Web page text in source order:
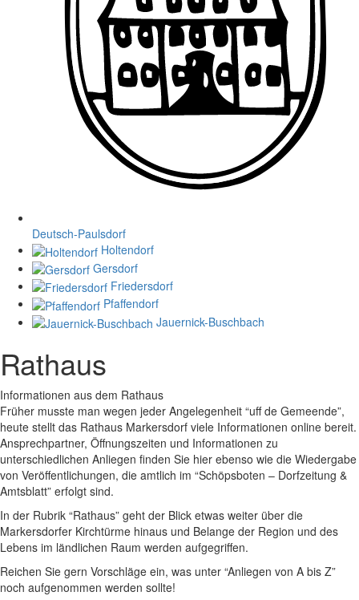
Deutsch-Paulsdorf
Holtendorf
Gersdorf
Friedersdorf
Pfaffendorf
Jauernick-Buschbach
Rathaus
Informationen aus dem Rathaus
Früher musste man wegen jeder Angelegenheit “uff de Gemeende”,
heute stellt das Rathaus Markersdorf viele Informationen online bereit.
Ansprechpartner, Öffnungszeiten und Informationen zu
unterschiedlichen Anliegen finden Sie hier ebenso wie die Wiedergabe
von Veröffentlichungen, die amtlich im “Schöpsboten – Dorfzeitung &
Amtsblatt” erfolgt sind.
In der Rubrik “Rathaus” geht der Blick etwas weiter über die
Markersdorfer Kirchtürme hinaus und Belange der Region und des
Lebens im ländlichen Raum werden aufgegriffen.
Reichen Sie gern Vorschläge ein, was unter “Anliegen von A bis Z”
noch aufgenommen werden sollte!